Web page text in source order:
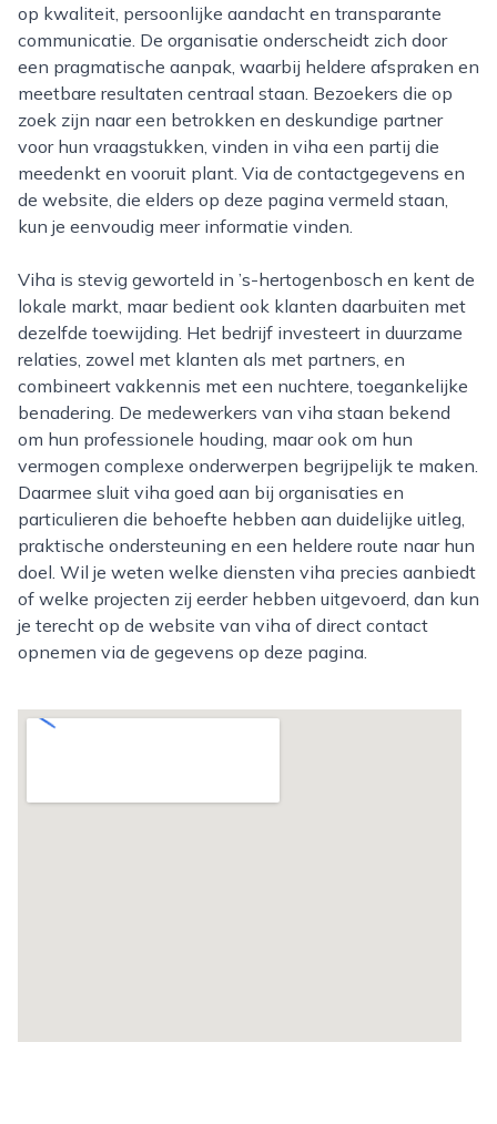
op kwaliteit, persoonlijke aandacht en transparante
communicatie. De organisatie onderscheidt zich door
een pragmatische aanpak, waarbij heldere afspraken en
meetbare resultaten centraal staan. Bezoekers die op
zoek zijn naar een betrokken en deskundige partner
voor hun vraagstukken, vinden in viha een partij die
meedenkt en vooruit plant. Via de contactgegevens en
de website, die elders op deze pagina vermeld staan,
kun je eenvoudig meer informatie vinden.
Viha is stevig geworteld in ’s-hertogenbosch en kent de
lokale markt, maar bedient ook klanten daarbuiten met
dezelfde toewijding. Het bedrijf investeert in duurzame
relaties, zowel met klanten als met partners, en
combineert vakkennis met een nuchtere, toegankelijke
benadering. De medewerkers van viha staan bekend
om hun professionele houding, maar ook om hun
vermogen complexe onderwerpen begrijpelijk te maken.
Daarmee sluit viha goed aan bij organisaties en
particulieren die behoefte hebben aan duidelijke uitleg,
praktische ondersteuning en een heldere route naar hun
doel. Wil je weten welke diensten viha precies aanbiedt
of welke projecten zij eerder hebben uitgevoerd, dan kun
je terecht op de website van viha of direct contact
opnemen via de gegevens op deze pagina.